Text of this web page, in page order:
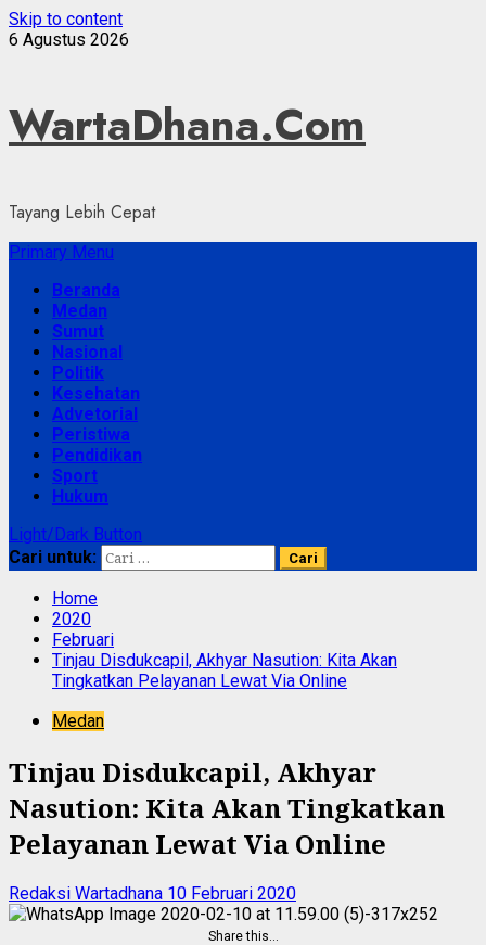
Skip to content
6 Agustus 2026
WartaDhana.Com
Tayang Lebih Cepat
Primary Menu
Beranda
Medan
Sumut
Nasional
Politik
Kesehatan
Advetorial
Peristiwa
Pendidikan
Sport
Hukum
Light/Dark Button
Cari untuk:
Home
2020
Februari
Tinjau Disdukcapil, Akhyar Nasution: Kita Akan
Tingkatkan Pelayanan Lewat Via Online
Medan
Tinjau Disdukcapil, Akhyar
Nasution: Kita Akan Tingkatkan
Pelayanan Lewat Via Online
Redaksi Wartadhana 10 Februari 2020
Share this…